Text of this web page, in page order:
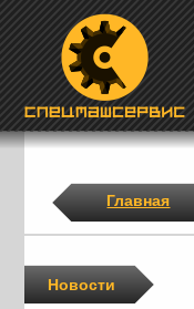
Главная
Новости